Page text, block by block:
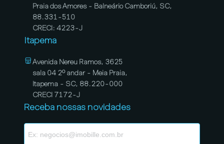
Praia dos Amores - Balneário Camboriú, SC,
88.331-510
CRECI: 4223-J
Itapema
Avenida Nereu Ramos, 3625
sala 04 2º andar - Meia Praia,
Itapema - SC, 88.220-000
CRECI 7172-J
Receba nossas novidades